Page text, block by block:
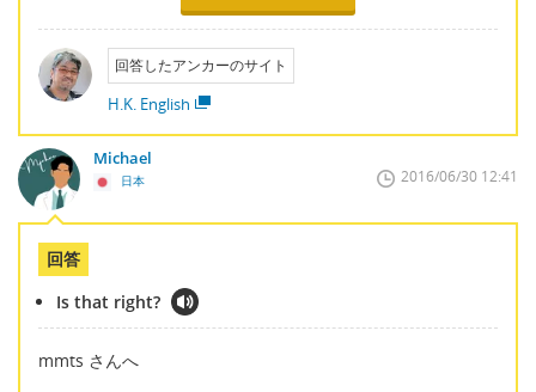
回答したアンカーのサイト
H.K. English
Michael
日本 2016/06/30 12:41
回答
Is that right?
mmts さんへ